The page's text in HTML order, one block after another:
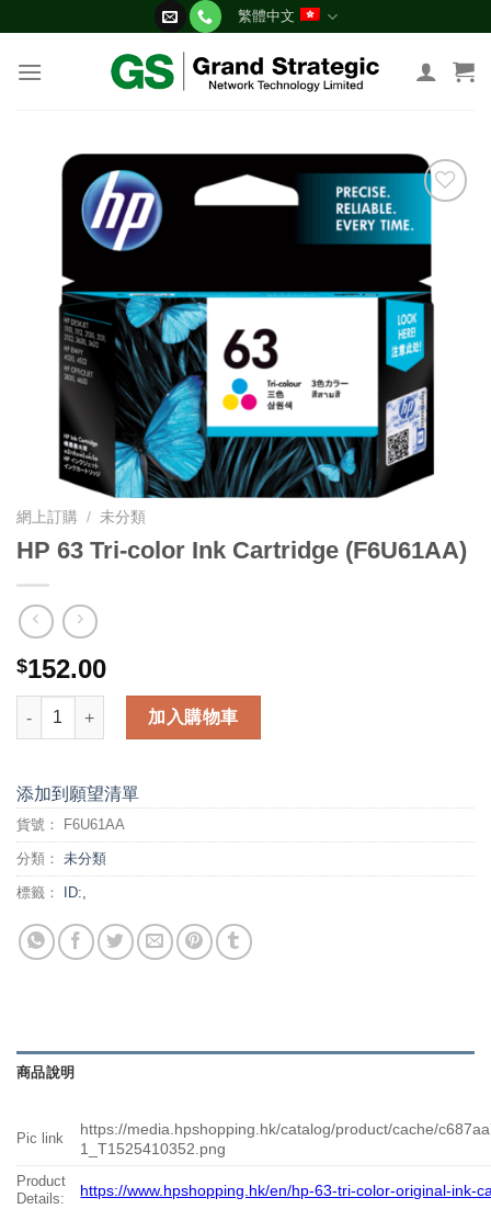
content
繁體中文
到願
網上訂購 / 未分類
HP 63 Tri-color Ink Cartridge (F6U61AA)
$152.00
HP 63 Tri-color Ink Cartridge (F6U61AA) 數量
加入購物車
添加到願望清單
貨號： F6U61AA
分類： 未分類
標籤： ID:,
商品說明
Pic link
https://media.hpshopping.hk/catalog/product/cache/
1_T1525410352.png
Product
Details:
https://www.hpshopping.hk/en/hp-63-tri-color-original-ink-